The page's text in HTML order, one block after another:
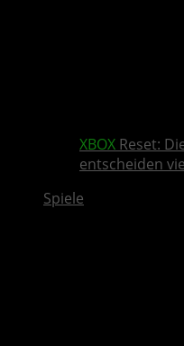
XBOX Reset:
entscheiden
Spiele